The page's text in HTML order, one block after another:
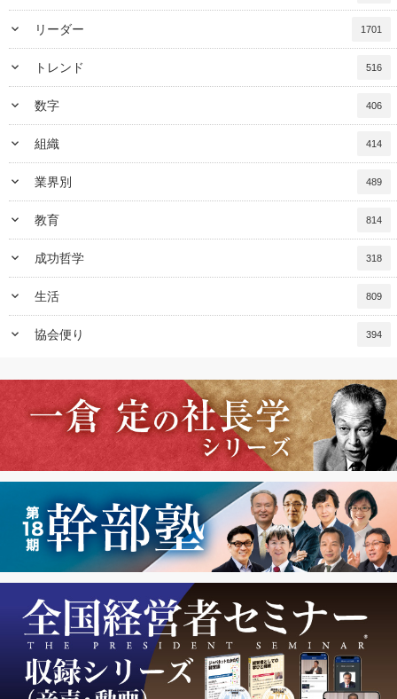
keyboard_arrow_down リーダー 1701
keyboard_arrow_down トレンド 516
keyboard_arrow_down 数字 406
keyboard_arrow_down 組織 414
keyboard_arrow_down 業界別 489
keyboard_arrow_down 教育 814
keyboard_arrow_down 成功哲学 318
keyboard_arrow_down 生活 809
keyboard_arrow_down 協会便り 394